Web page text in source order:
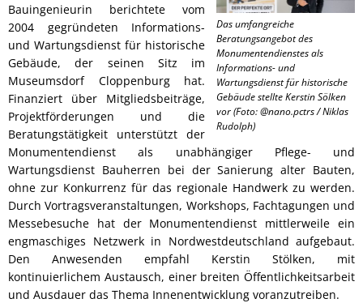
Das umfangreiche
Beratungsangebot des
Monumentendienstes als
Informations- und
Wartungsdienst für historische
Gebäude stellte Kerstin Sölken
vor (Foto: @nano.pctrs / Niklas
Rudolph)
Bauingenieurin berichtete vom
2004 gegründeten Informations-
und Wartungsdienst für historische
Gebäude, der seinen Sitz im
Museumsdorf Cloppenburg hat.
Finanziert über Mitgliedsbeiträge,
Projektförderungen und die
Beratungstätigkeit unterstützt der
Monumentendienst als unabhängiger Pflege- und
Wartungsdienst Bauherren bei der Sanierung alter Bauten,
ohne zur Konkurrenz für das regionale Handwerk zu werden.
Durch Vortragsveranstaltungen, Workshops, Fachtagungen und
Messebesuche hat der Monumentendienst mittlerweile ein
engmaschiges Netzwerk in Nordwestdeutschland aufgebaut.
Den Anwesenden empfahl Kerstin Stölken, mit
kontinuierlichem Austausch, einer breiten Öffentlichkeitsarbeit
und Ausdauer das Thema Innenentwicklung voranzutreiben.